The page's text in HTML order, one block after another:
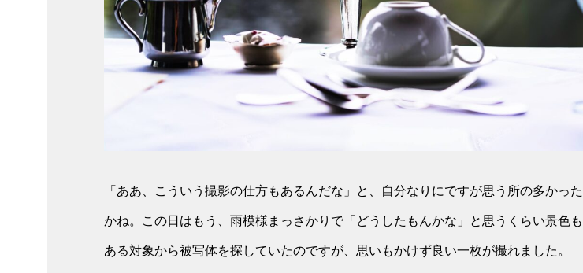
「ああ、こういう撮影の仕方もあるんだな」と、自分なりにですが思う所の多かっ
かね。この日はもう、雨模様まっさかりで「どうしたもんかな」と思うくらい景色
ある対象から被写体を探していたのですが、思いもかけず良い一枚が撮れました。